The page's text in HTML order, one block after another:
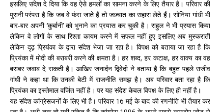
इसलिए संदेश दे दिया कि वह ऐसे हमलों का सामना करने के लिए तैयार है। परिवार की
पुरानी परंपरा है कि जब वे फंस जाते हैं तो जज़्बात का सहारा लेते हैं। सोनिया गांधी भी
बार-बार अपनी ‘कुर्बानी’ को भुनाने का प्रयास कर चुकी है। राहुल ने भी प्रयास किया
लेकिन वे लोगों के साथ रिश्ता कायम करने में सफल नहीं हुए इसलिए अब मुस्कराती
लेकिन दृढ़ प्रियंका के द्वारा संदेश भेजा जा रहा है। विपक्ष को बताया जा रहा है कि
प्रियंका में मोदी की बराबरी करने की क्षमता है। हर शब्द, हर कटाक्ष, हर वाक्य का वह
बराबर जवाब दे सकती है। आखिर जनार्दन द्विवेदी ने बताया है कि बहुत पहले राजीव
गांधी ने कहा था कि उनकी बेटी में राजनीति समझ है। अब परिवार बता रहा है कि
प्रियंका का इस्तेमाल वर्जित नहीं है। पर यह संदेश केवल विपक्ष के लिए ही नहीं है।
यह संदेश कांग्रेसजनों के लिए भी है। परिवार 16 मई के बाद की रणनीति भी तैयार कर